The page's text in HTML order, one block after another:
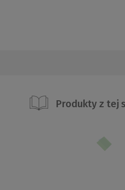
Produkty z tej